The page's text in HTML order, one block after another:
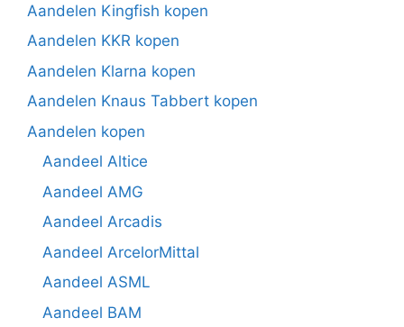
Aandelen Kingfish kopen
Aandelen KKR kopen
Aandelen Klarna kopen
Aandelen Knaus Tabbert kopen
Aandelen kopen
Aandeel Altice
Aandeel AMG
Aandeel Arcadis
Aandeel ArcelorMittal
Aandeel ASML
Aandeel BAM